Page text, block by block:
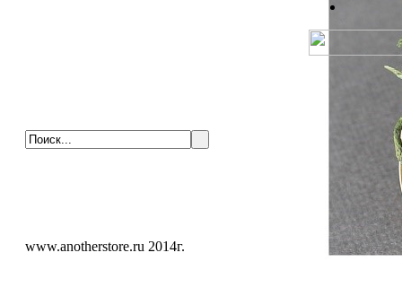
www.anotherstore.ru 2014г.